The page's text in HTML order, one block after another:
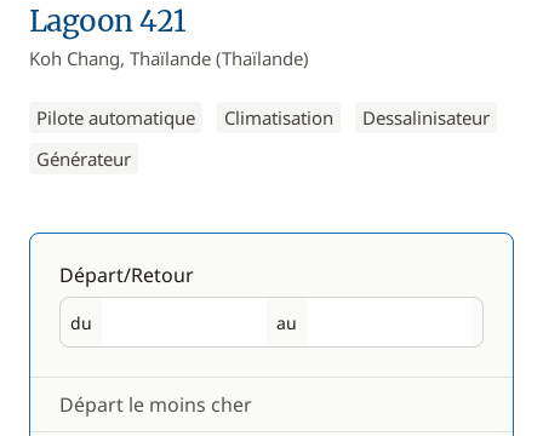
Lagoon 421
Koh Chang, Thaïlande (Thaïlande)
Pilote automatique Climatisation
Dessalinisateur
Générateur
Départ/Retour
du
Départ au
Retour
Départ le moins cher